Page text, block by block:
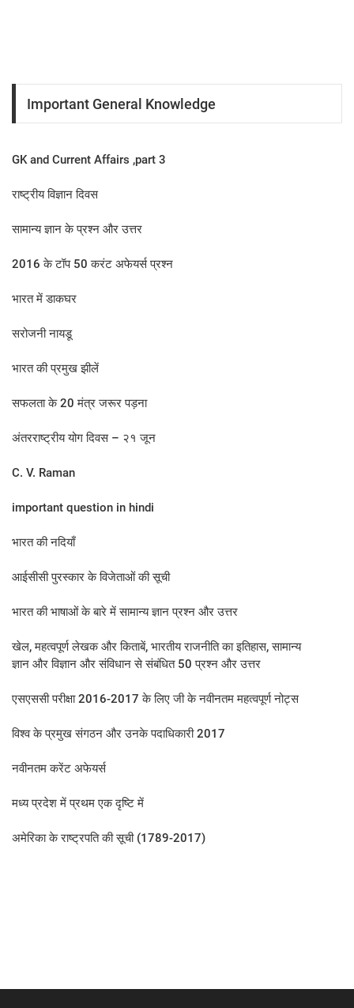
Important General Knowledge
GK and Current Affairs ,part 3
राष्ट्रीय विज्ञान दिवस
सामान्य ज्ञान के प्रश्न और उत्तर
2016 के टॉप 50 करंट अफेयर्स प्रश्न
भारत में डाकघर
सरोजनी नायडू
भारत की प्रमुख झीलें
सफलता के 20 मंत्र जरूर पड़ना
अंतरराष्ट्रीय योग दिवस – २१ जून
C. V. Raman
important question in hindi
भारत की नदियाँ
आईसीसी पुरस्कार के विजेताओं की सूची
भारत की भाषाओं के बारे में सामान्य ज्ञान प्रश्न और उत्तर
खेल, महत्वपूर्ण लेखक और किताबें, भारतीय राजनीति का इतिहास, सामान्य
ज्ञान और विज्ञान और संविधान से संबंधित 50 प्रश्न और उत्तर
एसएससी परीक्षा 2016-2017 के लिए जी के नवीनतम महत्वपूर्ण नोट्स
विश्व के प्रमुख संगठन और उनके पदाधिकारी 2017
नवीनतम करेंट अफेयर्स
मध्य प्रदेश में प्रथम एक दृष्टि में
अमेरिका के राष्ट्रपति की सूची (1789-2017)